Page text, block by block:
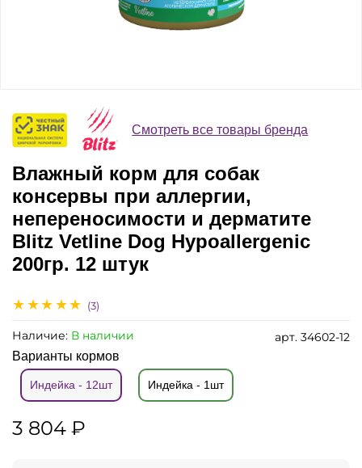
(3)
арт. 34602-12
Наличие: В наличии
Смотреть все товары бренда
Влажный корм для собак
консервы при аллергии,
непереносимости и дерматите
Blitz Vetline Dog Hypoallergenic
200гр. 12 штук
Варианты кормов
Индейка - 12шт Индейка - 1шт
3 804 ₽